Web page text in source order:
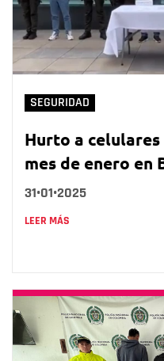
SEGURIDAD
Hurto a celulares
mes de enero en
31•01•2025
LEER MÁS